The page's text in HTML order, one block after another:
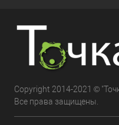
Copyright 2014-2021 ©
Все права защищены.